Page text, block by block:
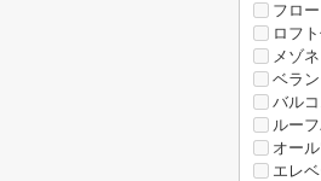
フロ
ロフ
メゾ
ベラ
バル
ルー
オー
エレ